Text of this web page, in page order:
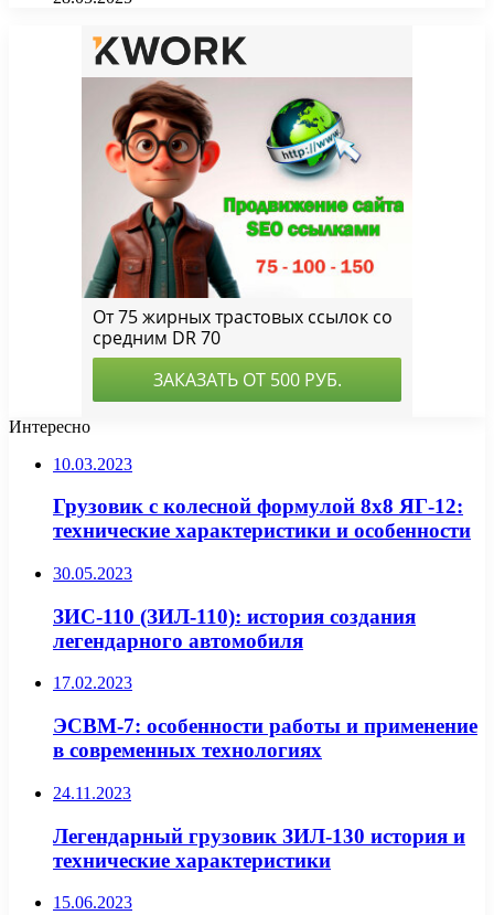
Интересно
10.03.2023
Грузовик с колесной формулой 8х8 ЯГ-12:
технические характеристики и особенности
30.05.2023
ЗИС-110 (ЗИЛ-110): история создания
легендарного автомобиля
17.02.2023
ЭСВМ-7: особенности работы и применение
в современных технологиях
24.11.2023
Легендарный грузовик ЗИЛ-130 история и
технические характеристики
15.06.2023